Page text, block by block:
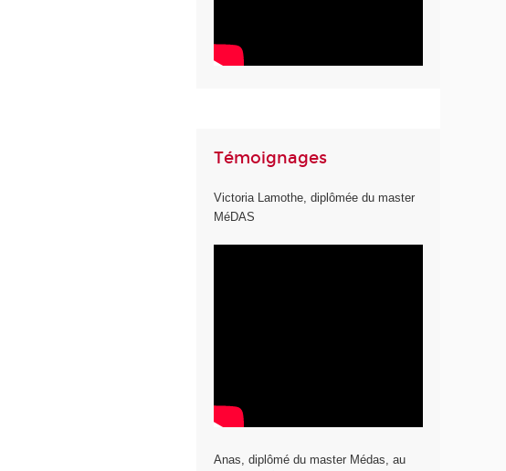
Témoignages
Victoria Lamothe, diplômée du master
MéDAS
Anas, diplômé du master Médas, au